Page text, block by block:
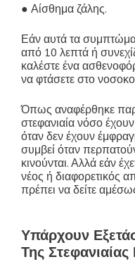
● Αίσθημα ζάλης.
Εάν αυτά τα
από 10 λεπτά ή
καλέστε ένα
να φτάσετε στο
Όπως αναφέρθηκε
στεφανιαία νόσο
όταν δεν έχουν
συμβεί όταν
κινούνται. Αλλά εάν
νέος ή διαφορετικός
πρέπει να δείτε
Υπάρχουν
Της